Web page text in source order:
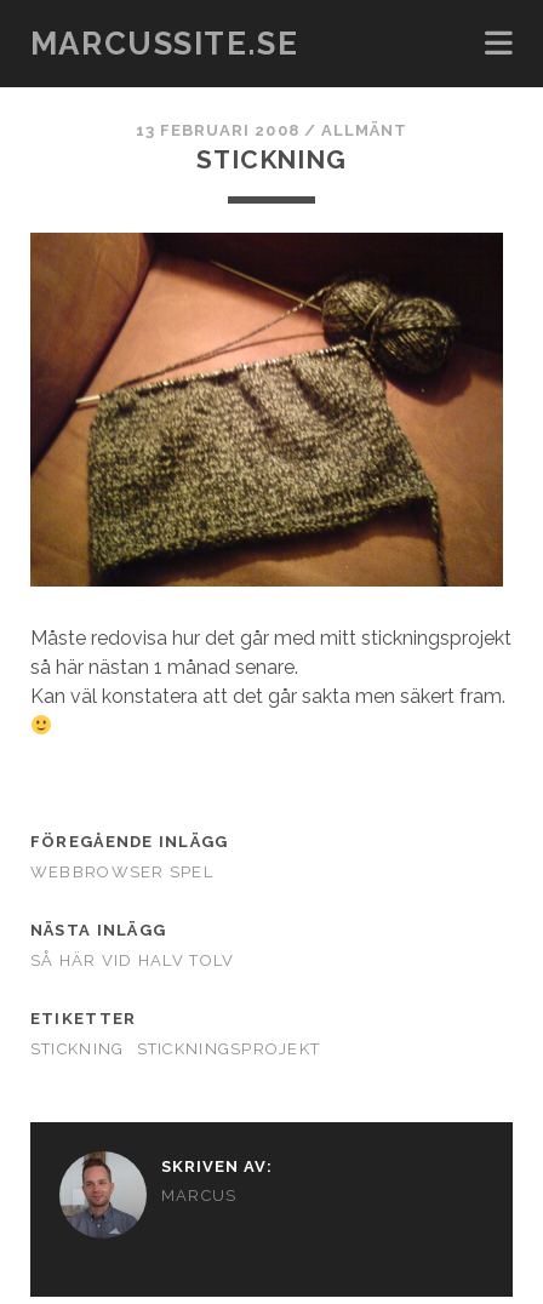
MARCUSSITE.SE
13 FEBRUARI 2008 / ALLMÄNT
STICKNING
Måste redovisa hur det går med mitt stickningsprojekt
så här nästan 1 månad senare.
Kan väl konstatera att det går sakta men säkert fram.
FÖREGÅENDE INLÄGG
WEBBROWSER SPEL
NÄSTA INLÄGG
SÅ HÄR VID HALV TOLV
ETIKETTER
STICKNING
STICKNINGSPROJEKT
SKRIVEN AV:
MARCUS